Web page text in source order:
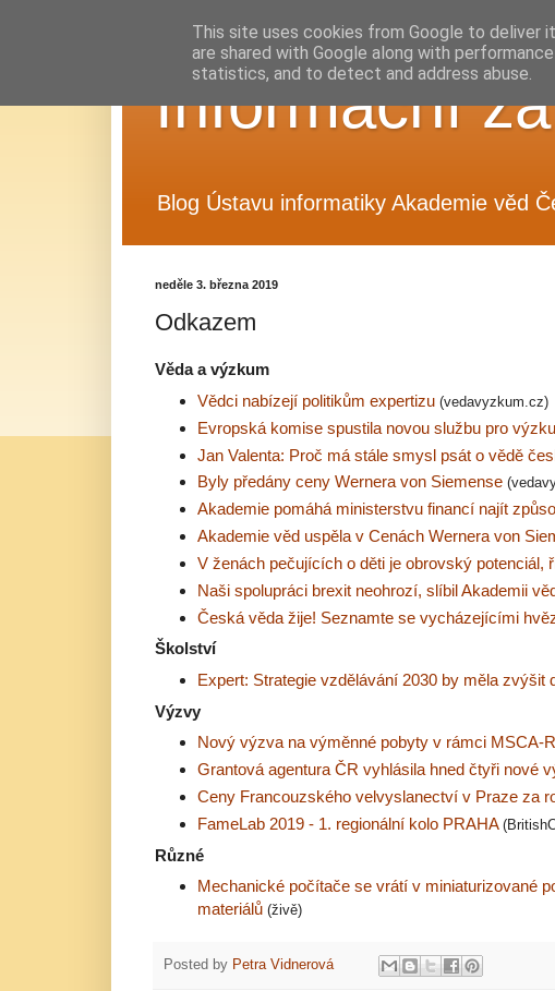
Informační
Blog Ústavu informatiky Akademie věd
neděle 3. března 2019
Odkazem
Věda a výzkum
Vědci nabízejí politikům expertizu (vedavyzkum.cz)
Evropská komise spustila novou službu pro
Jan Valenta: Proč má stále smysl psát o vědě
Byly předány ceny Wernera von Siemense
Akademie pomáhá ministerstvu financí najít
Akademie věd uspěla v Cenách Wernera von
V ženách pečujících o děti je obrovský potenciál,
Naši spolupráci brexit neohrozí, slíbil Akademii
Česká věda žije! Seznamte se vycházejícími
Školství
Expert: Strategie vzdělávání 2030 by měla zvýšit
Výzvy
Nový výzva na výměnné pobyty v rámci MSCA-
Grantová agentura ČR vyhlásila hned čtyři nové
Ceny Francouzského velvyslanectví v Praze za
FameLab 2019 - 1. regionální kolo PRAHA
Různé
Mechanické počítače se vrátí v miniaturizované
materiálů (živě)
Posted by Petra Vidnerová
This site uses cookies from Google to deliver
are shared with Google along with
statistics, and to detect and address abuse.